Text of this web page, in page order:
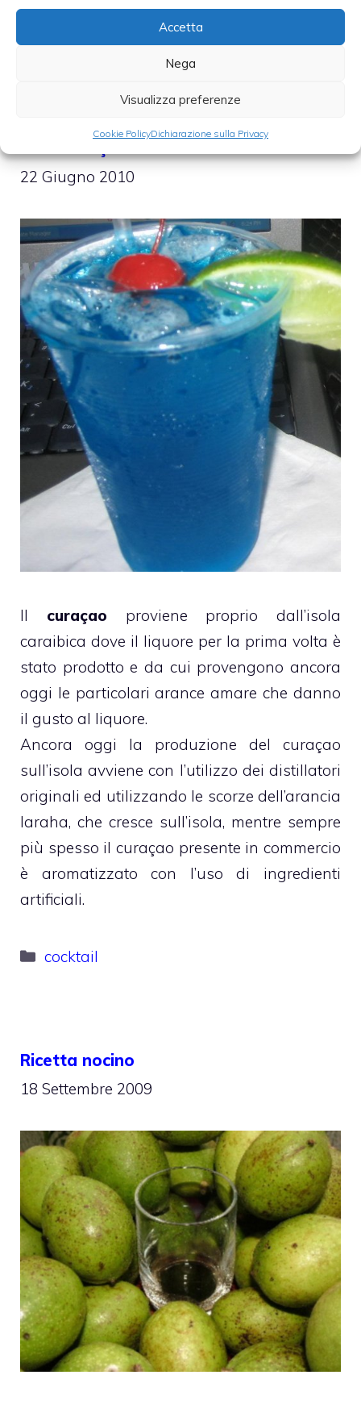
Accetta
Nega
Visualizza preferenze
Cookie PolicyDichiarazione sulla Privacy
Categorie
Dolci,ricette
22 Giugno 2010
Il curaçao proviene proprio dall’isola
caraibica dove il liquore per la prima volta è
stato prodotto e da cui provengono ancora
oggi le particolari arance amare che danno
il gusto al liquore.
Ancora oggi la produzione del curaçao
sull’isola avviene con l’utilizzo dei distillatori
originali ed utilizzando le scorze dell’arancia
laraha, che cresce sull’isola, mentre sempre
più spesso il curaçao presente in commercio
è aromatizzato con l’uso di ingredienti
artificiali.
Categorie
cocktail
Ricetta nocino
18 Settembre 2009